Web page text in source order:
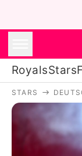
RoyalsStars
STARS